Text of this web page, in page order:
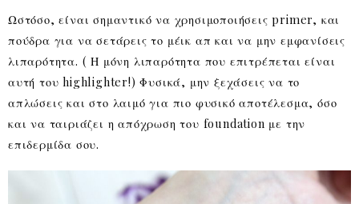
Ωστόσο, είναι σημαντικό να χρησιμοποιήσεις primer, και
πούδρα για να σετάρεις το μέικ απ και να μην εμφανίσεις
λιπαρότητα. ( Η μόνη λιπαρότητα που επιτρέπεται είναι
αυτή του highlighter!) Φυσικά, μην ξεχάσεις να το
απλώσεις και στο λαιμό για πιο φυσικό αποτέλεσμα, όσο
και να ταιριάζει η απόχρωση του foundation με την
επιδερμίδα σου.